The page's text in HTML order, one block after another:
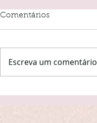
Comentários
Escreva um comentário